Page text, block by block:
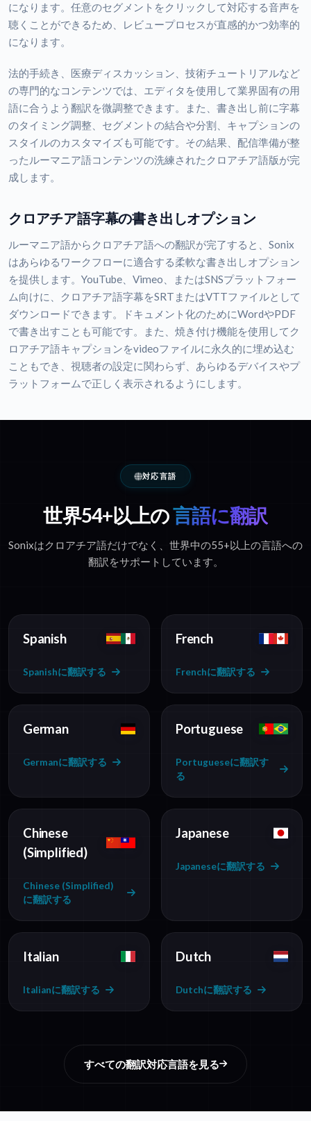
になります。任意のセグメントをクリックして対応する音声を
聴くことができるため、レビュープロセスが直感的かつ効率的
になります。
法的手続き、医療ディスカッション、技術チュートリアルなど
の専門的なコンテンツでは、エディタを使用して業界固有の用
語に合うよう翻訳を微調整できます。また、書き出し前に字幕
のタイミング調整、セグメントの結合や分割、キャプションの
スタイルのカスタマイズも可能です。その結果、配信準備が整
ったルーマニア語コンテンツの洗練されたクロアチア語版が完
成します。
クロアチア語字幕の書き出しオプション
ルーマニア語からクロアチア語への翻訳が完了すると、Sonix
はあらゆるワークフローに適合する柔軟な書き出しオプション
を提供します。YouTube、Vimeo、またはSNSプラットフォー
ム向けに、クロアチア語字幕をSRTまたはVTTファイルとして
ダウンロードできます。ドキュメント化のためにWordやPDF
で書き出すことも可能です。また、焼き付け機能を使用してク
ロアチア語キャプションをvideoファイルに永久的に埋め込む
こともでき、視聴者の設定に関わらず、あらゆるデバイスやプ
ラットフォームで正しく表示されるようにします。
対応言語
世界54+以上の言語に翻訳
Sonixはクロアチア語だけでなく、世界中の55+以上の言語への
翻訳をサポートしています。
Spanish
Spanishに翻訳する
French
Frenchに翻訳する
German
Germanに翻訳する
Portuguese
Portugueseに翻訳す
る
Chinese
(Simplified)
Chinese (Simplified)
に翻訳する
Japanese
Japaneseに翻訳する
Italian
Italianに翻訳する
Dutch
Dutchに翻訳する
すべての翻訳対応言語を見る